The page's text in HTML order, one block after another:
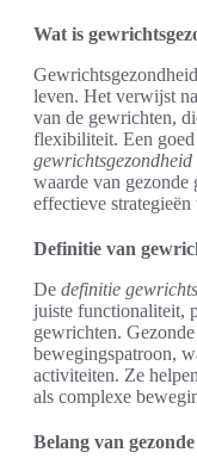
Wat is
leven. Het verwijst
van de gewrichten,
flexibiliteit. Een
gewrichtsgezondheid
waarde van gezonde
effectieve
Definitie van
De definitie
juiste functionaliteit,
gewrichten.
bewegingspatroon,
activiteiten. Ze
als complexe
Belang van